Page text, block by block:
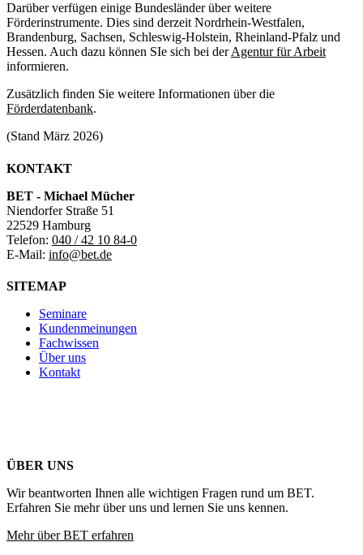
Darüber verfügen einige Bundesländer über weitere
Förderinstrumente. Dies sind derzeit Nordrhein-Westfalen,
Brandenburg, Sachsen, Schleswig-Holstein, Rheinland-Pfalz und
Hessen. Auch dazu können SIe sich bei derAgentur für Arbeit
informieren.
Zusätzlich finden Sie weitere Informationen über die
Förderdatenbank.
(Stand März 2026)
KONTAKT
BET - Michael Mücher
Niendorfer Straße 51
22529 Hamburg
Telefon: 040 / 42 10 84-0
E-Mail: info@bet.de
SITEMAP
Seminare
Kundenmeinungen
Fachwissen
Über uns
Kontakt
ÜBER UNS
Wir beantworten Ihnen alle wichtigen Fragen rund um BET.
Erfahren Sie mehr über uns und lernen Sie uns kennen.
Mehr über BET erfahren